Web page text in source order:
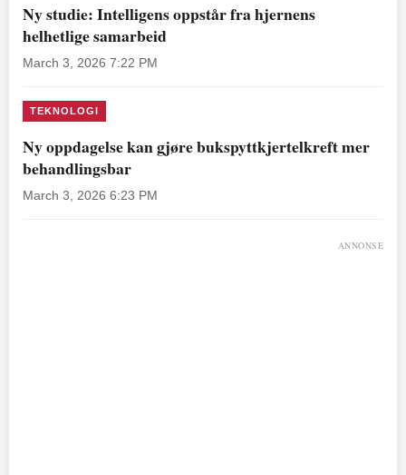
Ny studie: Intelligens oppstår fra hjernens
helhetlige samarbeid
March 3, 2026 7:22 PM
TEKNOLOGI
Ny oppdagelse kan gjøre bukspyttkjertelkreft mer
behandlingsbar
March 3, 2026 6:23 PM
ANNONSE